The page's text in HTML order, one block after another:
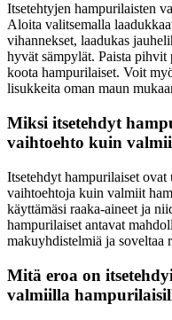
Itsetehtyjen hampurilaisten
Aloita valitsemalla
vihannekset, laadukas
hyvät sämpylät. Paista pihvit
koota hampurilaiset. Voit
lisukkeita oman maun
Miksi itsetehdyt
vaihtoehto kuin
Itsetehdyt hampurilaiset
vaihtoehtoja kuin valmiit
käyttämäsi raaka-aineet ja
hampurilaiset antavat
makuyhdistelmiä ja soveltaa
Mitä eroa on
valmiilla